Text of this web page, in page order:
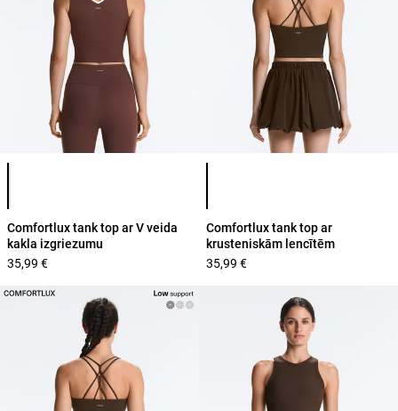
Comfortlux tank top ar V veida
kakla izgriezumu
35,99 €
Comfortlux tank top ar
krusteniskām lencītēm
35,99 €